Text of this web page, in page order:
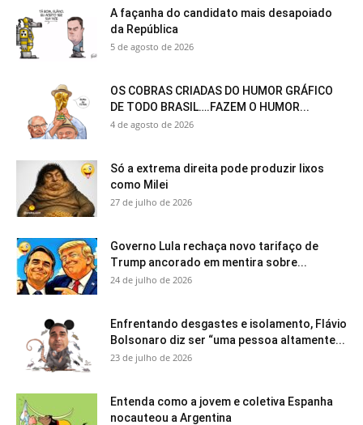
A façanha do candidato mais desapoiado
da República
5 de agosto de 2026
OS COBRAS CRIADAS DO HUMOR GRÁFICO
DE TODO BRASIL….FAZEM O HUMOR...
4 de agosto de 2026
Só a extrema direita pode produzir lixos
como Milei
27 de julho de 2026
Governo Lula rechaça novo tarifaço de
Trump ancorado em mentira sobre...
24 de julho de 2026
Enfrentando desgastes e isolamento, Flávio
Bolsonaro diz ser “uma pessoa altamente...
23 de julho de 2026
Entenda como a jovem e coletiva Espanha
nocauteou a Argentina